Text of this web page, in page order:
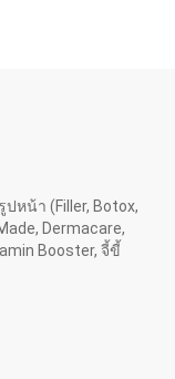
หน้า (Filler, Botox,
Dermacare,
Booster, จี้ขี้